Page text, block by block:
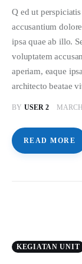
Q ed ut
accusantium
ipsa quae ab illo.
voluptatem
aperiam, eaque
architecto beatae
BY USER 2
READ MORE
KEGIATAN UNIT